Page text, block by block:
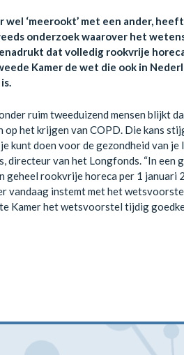
‘meerookt’ met een ander,
onderzoek waarover het
dat volledig rookvrije
Kamer de wet die ook in
ruim tweeduizend mensen blijkt
op het krijgen van COPD. Die kans
kunt doen voor de gezondheid van
directeur van het Longfonds. “In
geheel rookvrije horeca per 1 januari
vandaag instemt met het
Kamer het wetsvoorstel tijdig